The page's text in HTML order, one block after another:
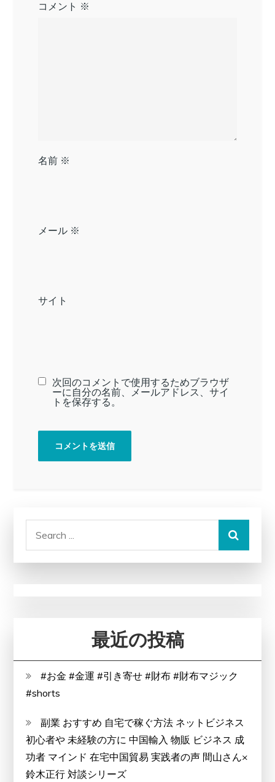
コメント ※
名前 ※
メール ※
サイト
次回のコメントで使用するためブラウザ
ーに自分の名前、メールアドレス、サイ
トを保存する。
最近の投稿
#お金 #金運 #引き寄せ #財布 #財布マジック
#shorts
副業 おすすめ 自宅で稼ぐ方法 ネットビジネス
初心者や 未経験の方に 中国輸入 物販 ビジネス 成
功者 マインド 在宅中国貿易 実践者の声 間山さん×
鈴木正行 対談シリーズ